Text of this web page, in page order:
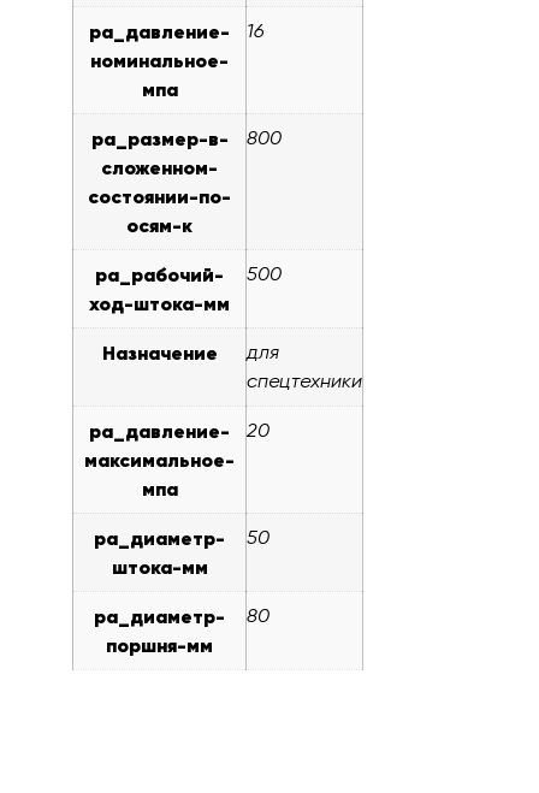
pa_давление-
номинальное-
мпа
16
pa_размер-в-
сложенном-
состоянии-по-
осям-к
800
pa_рабочий-
ход-штока-мм
500
Назначение
для
спецтехники
pa_давление-
максимальное-
мпа
20
pa_диаметр-
штока-мм
50
pa_диаметр-
поршня-мм
80